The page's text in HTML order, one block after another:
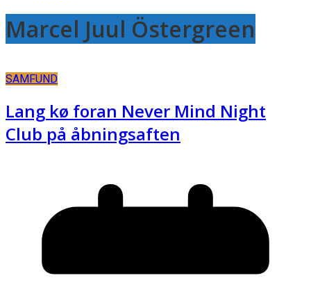
Marcel Juul Östergreen
SAMFUND
Lang kø foran Never Mind Night
Club på åbningsaften